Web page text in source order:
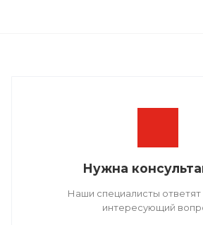
Нужна
Наши специалисты
интересующий